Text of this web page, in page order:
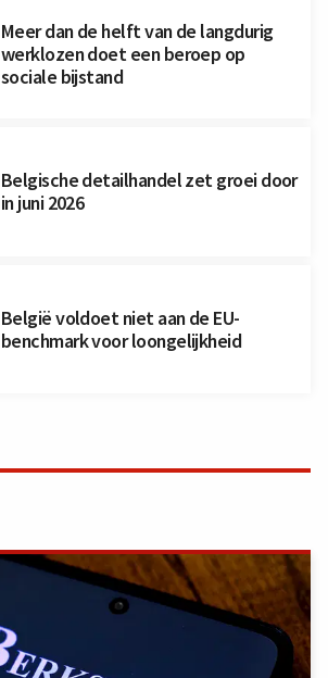
Meer dan de helft van de langdurig
werklozen doet een beroep op
sociale bijstand
Belgische detailhandel zet groei door
in juni 2026
België voldoet niet aan de EU-
benchmark voor loongelijkheid